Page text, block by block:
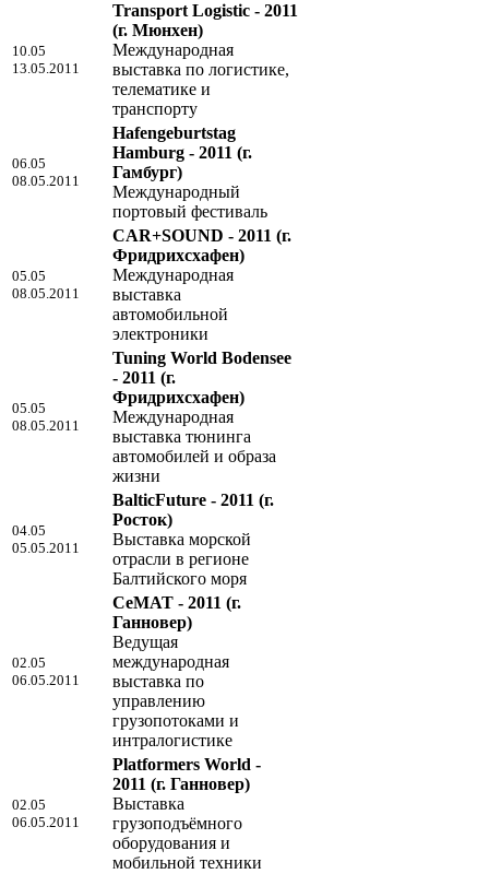
10.05
13.05.2011
Transport Logistic - 2011
(г. Мюнхен)
Международная
выставка по логистике,
телематике и
транспорту
06.05
08.05.2011
Hafengeburtstag
Hamburg - 2011 (г.
Гамбург)
Международный
портовый фестиваль
05.05
08.05.2011
CAR+SOUND - 2011 (г.
Фридрихсхафен)
Международная
выставка
автомобильной
электроники
05.05
08.05.2011
Tuning World Bodensee
- 2011 (г.
Фридрихсхафен)
Международная
выставка тюнинга
автомобилей и образа
жизни
04.05
05.05.2011
BalticFuture - 2011 (г.
Росток)
Выставка морской
отрасли в регионе
Балтийского моря
02.05
06.05.2011
CeMAT - 2011 (г.
Ганновер)
Ведущая
международная
выставка по
управлению
грузопотоками и
интралогистике
02.05
06.05.2011
Platformers World -
2011 (г. Ганновер)
Выставка
грузоподъёмного
оборудования и
мобильной техники